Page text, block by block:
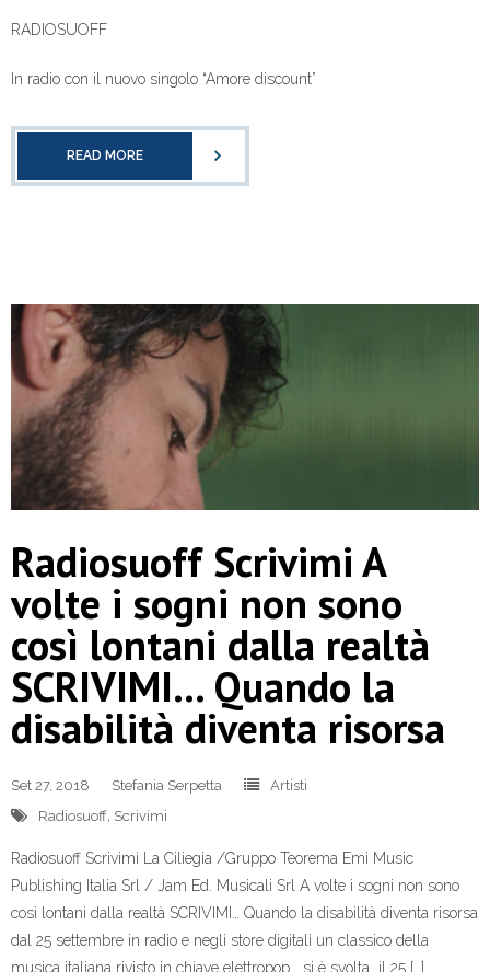
RADIOSUOFF
In radio con il nuovo singolo “Amore discount”
READ MORE
Radiosuoff Scrivimi A
volte i sogni non sono
così lontani dalla realtà
SCRIVIMI… Quando la
disabilità diventa risorsa
Set 27, 2018 Stefania Serpetta
Artisti
Radiosuoff, Scrivimi
Radiosuoff Scrivimi La Ciliegia /Gruppo Teorema Emi Music
Publishing Italia Srl / Jam Ed. Musicali Srl A volte i sogni non sono
così lontani dalla realtà SCRIVIMI… Quando la disabilità diventa risorsa
dal 25 settembre in radio e negli store digitali un classico della
musica italiana rivisto in chiave elettropop si è svolta il 25 […]